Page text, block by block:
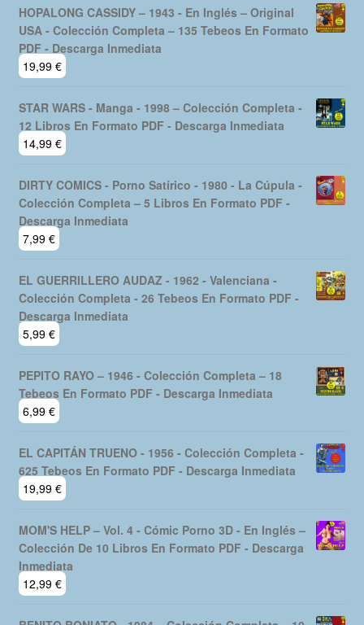
HOPALONG CASSIDY – 1943 - En Inglés – Original
USA - Colección Completa – 135 Tebeos En Formato
PDF - Descarga Inmediata
19,99 €
STAR WARS - Manga - 1998 – Colección Completa -
12 Libros En Formato PDF - Descarga Inmediata
14,99 €
DIRTY COMICS - Porno Satírico - 1980 - La Cúpula -
Colección Completa – 5 Libros En Formato PDF -
Descarga Inmediata
7,99 €
EL GUERRILLERO AUDAZ - 1962 - Valenciana -
Colección Completa - 26 Tebeos En Formato PDF -
Descarga Inmediata
5,99 €
PEPITO RAYO – 1946 - Colección Completa – 18
Tebeos En Formato PDF - Descarga Inmediata
6,99 €
EL CAPITÁN TRUENO - 1956 - Colección Completa -
625 Tebeos En Formato PDF - Descarga Inmediata
19,99 €
MOM'S HELP – Vol. 4 - Cómic Porno 3D - En Inglés –
Colección De 10 Libros En Formato PDF - Descarga
Inmediata
12,99 €